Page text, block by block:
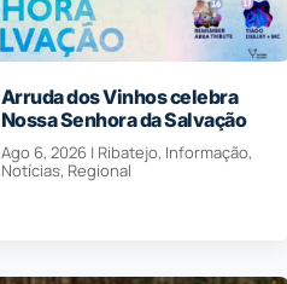
Arruda dos Vinhos celebra
Nossa Senhora da Salvação
Ago 6, 2026| Ribatejo, Informação,
Notícias, Regional